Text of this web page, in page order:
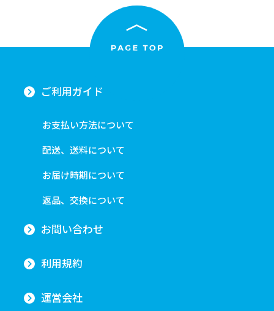
ご利用ガイド
お支払い方法について
配送、送料について
お届け時期について
返品、交換について
お問い合わせ
利用規約
運営会社